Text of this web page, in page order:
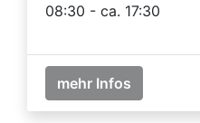
08:30 - ca. 17:30
mehr Infos